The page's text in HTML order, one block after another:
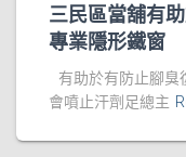
三民區當舖有
專業隱形鐵窗
有助於有防止腳臭
會噴止汗劑足總主